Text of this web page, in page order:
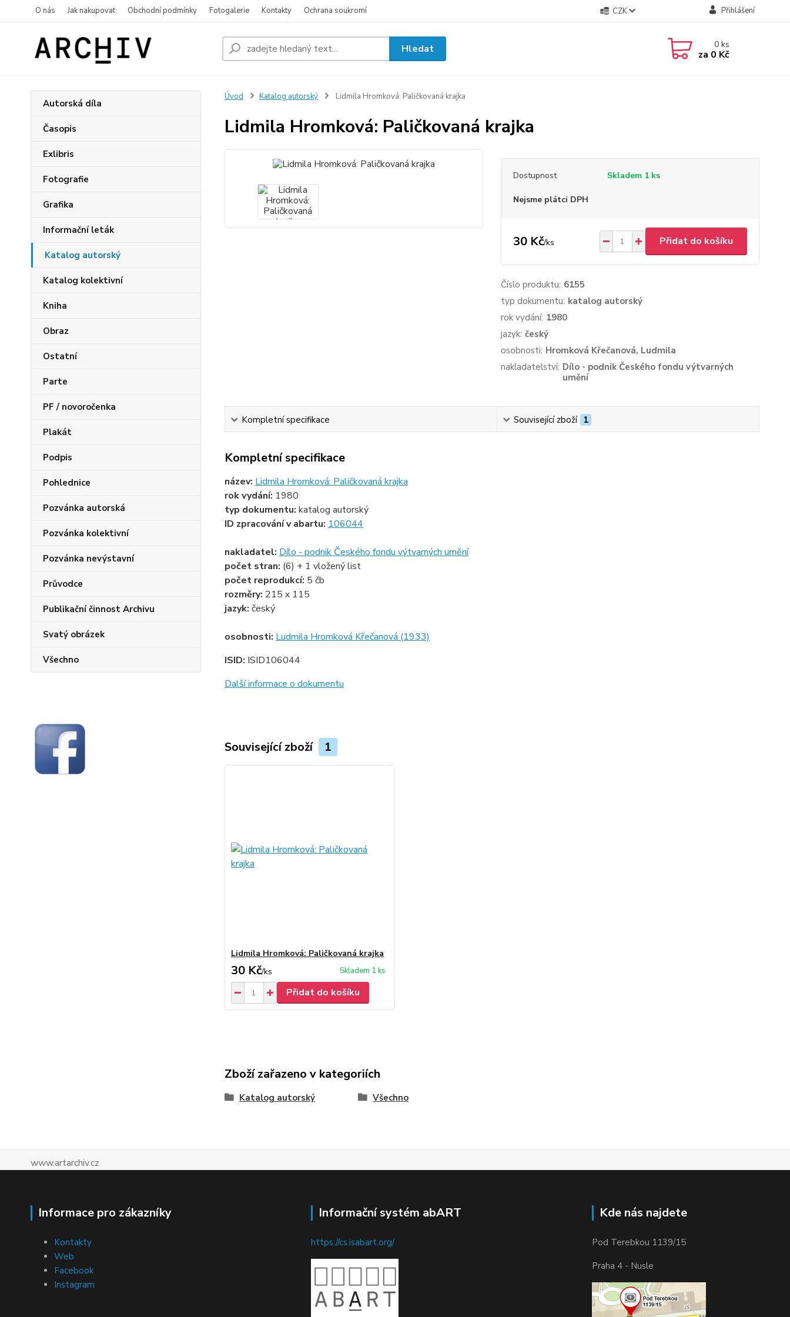
O nás Jak nakupovat Obchodní podmínky Fotogalerie Kontakty Ochrana soukromí CZK Přihlášení
Hledat 0ks
za 0 Kč
Autorská díla
Časopis
Exlibris
Fotografie
Grafika
Informační leták
Katalog autorský
Katalog kolektivní
Kniha
Obraz
Ostatní
Parte
PF / novoročenka
Plakát
Podpis
Pohlednice
Pozvánka autorská
Pozvánka kolektivní
Pozvánka nevýstavní
Průvodce
Publikační činnost Archivu
Svatý obrázek
Všechno
Úvod Katalog autorský Lidmila Hromková: Paličkovaná krajka
Lidmila Hromková: Paličkovaná krajka
Dostupnost Skladem 1 ks
Nejsme plátci DPH
30 Kč/ks Přidat do košíku
Číslo produktu: 6155
typ dokumentu: katalog autorský
rok vydání: 1980
jazyk: český
osobnosti: Hromková Křečanová, Ludmila
nakladatelství: Dílo - podnik Českého fondu výtvarných
umění
Kompletní specifikace Související zboží 1
Kompletní specifikace
název: Lidmila Hromková: Paličkovaná krajka
rok vydání: 1980
typ dokumentu: katalog autorský
ID zpracování v abartu: 106044
nakladatel: Dílo - podnik Českého fondu výtvarných umění
počet stran: (6) + 1 vložený list
počet reprodukcí: 5 čb
rozměry: 215 x 115
jazyk: český
osobnosti: Ludmila Hromková Křečanová (1933)
ISID: ISID106044
Další informace o dokumentu
Související zboží 1
Lidmila Hromková: Paličkovaná krajka
30 Kč/ks Skladem 1 ks
Přidat do košíku
Zboží zařazeno v kategoriích
Katalog autorský Všechno
www.artarchiv.cz
Informace pro zákazníky
Kontakty
Web
Facebook
Instagram
Informační systém abART
https://cs.isabart.org/
Kde nás najdete
Pod Terebkou 1139/15
Praha 4 - Nusle